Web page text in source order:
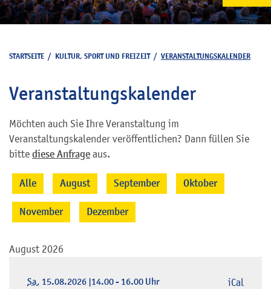
STARTSEITE / KULTUR, SPORT UND FREIZEIT/ VERANSTALTUNGSKALENDER
Veranstaltungskalender
Möchten auch Sie Ihre Veranstaltung im
Veranstaltungskalender veröffentlichen? Dann füllen Sie
bitte diese Anfrage aus.
Alle August September Oktober
November Dezember
August 2026
Sa, 15.08.2026 |14.00 - 16.00 Uhr iCal